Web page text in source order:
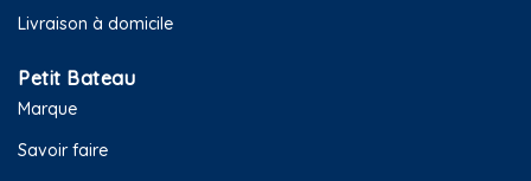
Livraison à domicile
Petit Bateau
Marque
Savoir faire